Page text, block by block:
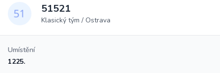
51521
Klasický tým / Ostrava
Umístění
1225.